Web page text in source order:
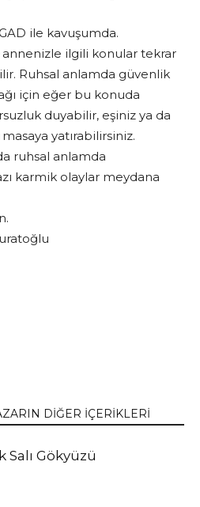
ile kavuşumda.
annenizle ilgili konular tekrar
Ruhsal anlamda güvenlik
için eğer bu konuda
duyabilir, eşiniz ya da
yatırabilirsiniz.
ruhsal anlamda
karmik olaylar meydana
DİĞER İÇERİKLERİ
Salı Gökyüzü